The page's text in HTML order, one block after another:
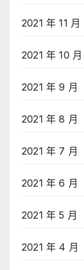
2021 年 11 月
2021 年 10 月
2021 年 9 月
2021 年 8 月
2021 年 7 月
2021 年 6 月
2021 年 5 月
2021 年 4 月